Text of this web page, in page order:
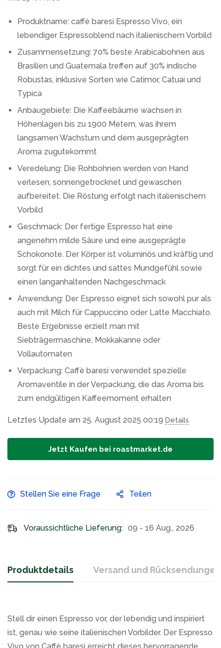
Produktname: caffè baresi Espresso Vivo, ein
lebendiger Espressoblend nach italienischem Vorbild
Zusammensetzung: 70% beste Arabicabohnen aus
Brasilien und Guatemala treffen auf 30% indische
Robustas, inklusive Sorten wie Catimor, Catuai und
Typica
Anbaugebiete: Die Kaffeebäume wachsen in
Höhenlagen bis zu 1900 Metern, was ihrem
langsamen Wachstum und dem ausgeprägten
Aroma zugutekommt
Veredelung: Die Rohbohnen werden von Hand
verlesen, sonnengetrocknet und gewaschen
aufbereitet. Die Röstung erfolgt nach italienischem
Vorbild
Geschmack: Der fertige Espresso hat eine
angenehm milde Säure und eine ausgeprägte
Schokonote. Der Körper ist voluminös und kräftig und
sorgt für ein dichtes und sattes Mundgefühl sowie
einen langanhaltenden Nachgeschmack
Anwendung: Der Espresso eignet sich sowohl pur als
auch mit Milch für Cappuccino oder Latte Macchiato.
Beste Ergebnisse erzielt man mit
Siebträgermaschine, Mokkakanne oder
Vollautomaten
Verpackung: Caffè baresi verwendet spezielle
Aromaventile in der Verpackung, die das Aroma bis
zum endgültigen Kaffeemoment erhalten
Letztes Update am 25. August 2025 00:19 Details
Jetzt Kaufen bei roastmarket.de
Stellen Sie eine Frage Teilen
Voraussichtliche Lieferung: 09 - 16 Aug., 2026
Produktdetails Versand und Rücksendungen
Stell dir einen Espresso vor, der lebendig und inspiriert
ist, genau wie seine italienischen Vorbilder. Der Espresso